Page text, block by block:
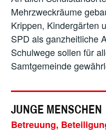
Mehrzweckräume
Krippen, Kindergärten
SPD als ganzheitliche
Schulwege sollen für
Samtgemeinde
JUNGE MENSCHEN
Betreuung,